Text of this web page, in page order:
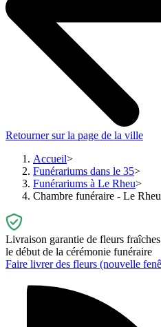
Retourner sur la page de la ville
Accueil
Funérariums dans le 35
Funérariums à Le Rheu
Chambre funéraire - Le
Livraison garantie de fleurs
le début de la cérémonie funéraire
Faire livrer des fleurs (nouvelle